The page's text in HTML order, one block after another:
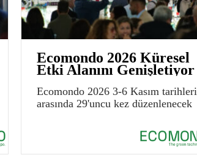
Ecomondo 2026 Küresel
Etki Alanını Genişletiyor
Ecomondo 2026 3-6 Kasım tarihleri
arasında 29'uncu kez düzenlenecek